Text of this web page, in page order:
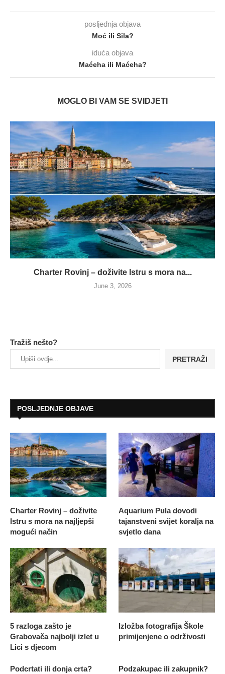
posljednja objava
Moć ili Sila?
iduća objava
Maćeha ili Maćeha?
MOGLO BI VAM SE SVIDJETI
Charter Rovinj – doživite Istru s mora na...
June 3, 2026
Tražiš nešto?
PRETRAŽI
POSLJEDNJE OBJAVE
Charter Rovinj – doživite
Istru s mora na najljepši
mogući način
Aquarium Pula dovodi
tajanstveni svijet koralja na
svjetlo dana
5 razloga zašto je
Grabovača najbolji izlet u
Lici s djecom
Izložba fotografija Škole
primijenjene o održivosti
Podcrtati ili donja crta? Podzakupac ili zakupnik?